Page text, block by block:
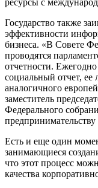
Государство также
эффективности
бизнеса. «В Совете
проводятся
отчетности.
социальный отчет, ее
аналогичного
заместитель
Федерального
Есть и еще один
занимающиеся
что этот процесс
качества